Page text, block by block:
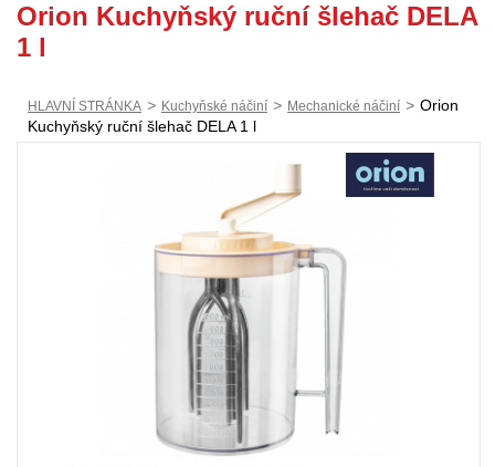
Orion Kuchyňský ruční šlehač DELA
1 l
HLAVNÍ STRÁNKA > Kuchyňské náčiní > Mechanické náčiní > Orion
Kuchyňský ruční šlehač DELA 1 l